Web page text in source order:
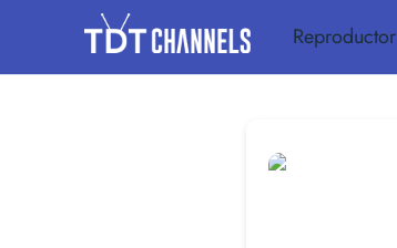
Reproductor